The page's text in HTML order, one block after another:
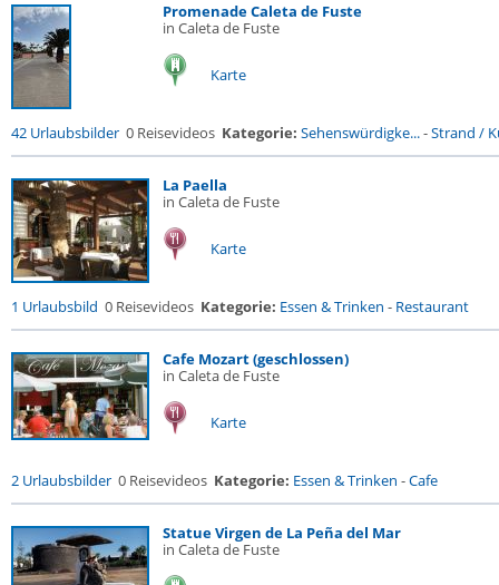
Promenade Caleta de Fuste
in Caleta de Fuste
Karte
42 Urlaubsbilder 0 Reisevideos Kategorie: Sehenswürdigke...-Strand /
La Paella
in Caleta de Fuste
Karte
1 Urlaubsbild 0 Reisevideos Kategorie: Essen & Trinken - Restaurant
Cafe Mozart (geschlossen)
in Caleta de Fuste
Karte
2 Urlaubsbilder 0 Reisevideos Kategorie: Essen & Trinken -Cafe
Statue Virgen de La Peña del Mar
in Caleta de Fuste